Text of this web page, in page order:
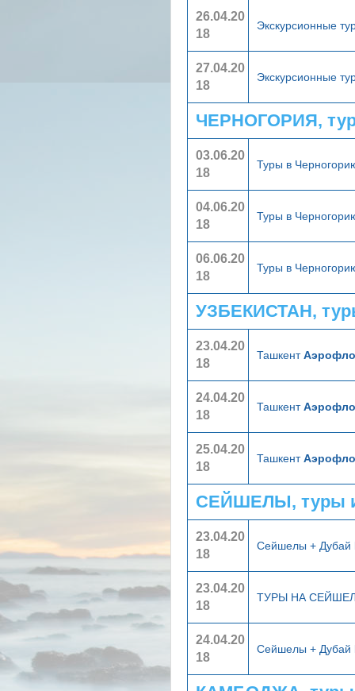
26.04.20
18
Экскурсионные
27.04.20
18
Экскурсионные
ЧЕРНОГОРИЯ,
03.06.20
18
Туры в
04.06.20
18
Туры в
06.06.20
18
Туры в
УЗБЕКИСТАН,
23.04.20
18
Ташкент
24.04.20
18
Ташкент
25.04.20
18
Ташкент
СЕЙШЕЛЫ, туры
23.04.20
18
Сейшелы + Дубай
23.04.20
18
ТУРЫ НА
24.04.20
18
Сейшелы + Дубай